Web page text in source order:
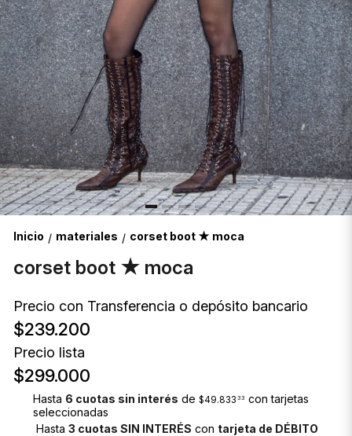
Inicio / materiales / corset boot ★ moca
corset boot ★ moca
Precio con Transferencia o depósito bancario
$239.200
Precio lista
$299.000
Hasta 6 cuotas sin interés de$49.833 33 con tarjetas
seleccionadas
Hasta 3 cuotas SIN INTERÉS con tarjeta de DÉBITO